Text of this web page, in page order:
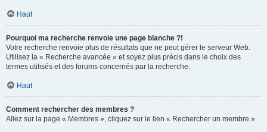
Haut
Pourquoi ma recherche renvoie une page blanche ?!
Votre recherche renvoie plus de résultats que ne peut gérer le serveur Web.
Utilisez la « Recherche avancée » et soyez plus précis dans le choix des
termes utilisés et des forums concernés par la recherche.
Haut
Comment rechercher des membres ?
Allez sur la page « Membres », cliquez sur le lien « Rechercher un membre ».